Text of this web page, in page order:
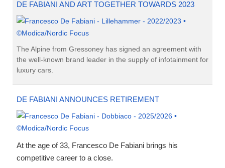
DE FABIANI AND ART TOGETHER TOWARDS 2023
The Alpine from Gressoney has signed an agreement with
the well-known brand leader in the supply of infotainment for
luxury cars.
DE FABIANI ANNOUNCES RETIREMENT
At the age of 33, Francesco De Fabiani brings his
competitive career to a close.